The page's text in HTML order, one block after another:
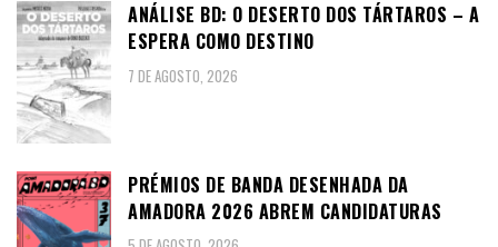
ANÁLISE BD: O DESERTO DOS TÁRTAROS – A
ESPERA COMO DESTINO
7 DE AGOSTO, 2026
PRÉMIOS DE BANDA DESENHADA DA
AMADORA 2026 ABREM CANDIDATURAS